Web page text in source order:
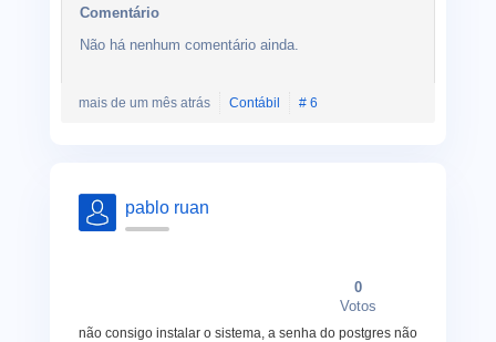
Comentário
Não há nenhum comentário ainda.
mais de um mês atrás Contábil # 6
pablo ruan
0
Votos
não consigo instalar o sistema, a senha do postgres não